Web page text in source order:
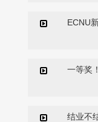
ECNU
一等奖
结业不